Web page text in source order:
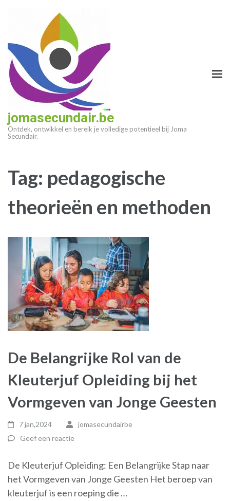
(druk
enter)
jomasecundair.be
Ontdek, ontwikkel en bereik je volledige potentieel bij Joma
Secundair.
Tag: pedagogische
theorieën en methoden
De Belangrijke Rol van de
Kleuterjuf Opleiding bij het
Vormgeven van Jonge Geesten
7 jan,2024
jomasecundairbe
Geef een reactie
De Kleuterjuf Opleiding: Een Belangrijke Stap naar
het Vormgeven van Jonge Geesten Het beroep van
kleuterjuf is een roeping die …